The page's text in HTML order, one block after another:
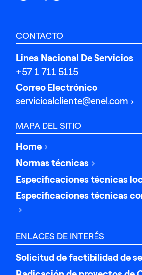
CONTACTO
+57 1 711 5115
Linea Nacional De Servicios
servicioalcliente@enel.com
Correo Electrónico
MAPA DEL SITIO
Home
Normas técnicas
Especificaciones técnicas
Especificaciones técnicas
ENLACES DE INTERÉS
Solicitud de factibilidad de